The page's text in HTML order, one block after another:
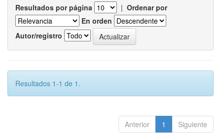
Resultados por página | Ordenar por
En orden
Autor/registro
Resultados 1-1 de 1.
Anterior 1 Siguiente